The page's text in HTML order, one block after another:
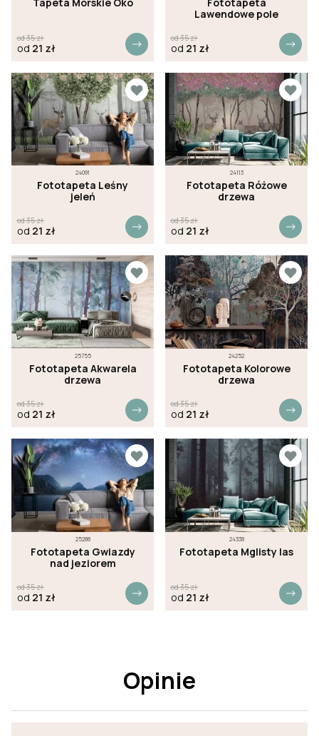
od35zł
od 21 zł
Lawendowe pole
od35zł
od 21 zł
24091
Fototapeta Leśny
jeleń
od35zł
od 21 zł
24113
Fototapeta Różowe
drzewa
od35zł
od 21 zł
25755
Fototapeta Akwarela
drzewa
od35zł
od 21 zł
24252
Fototapeta Kolorowe
drzewa
od35zł
od 21 zł
25288
Fototapeta Gwiazdy
nad jeziorem
od35zł
od 21 zł
24338
Fototapeta Mglisty las
od35zł
od 21 zł
Opinie